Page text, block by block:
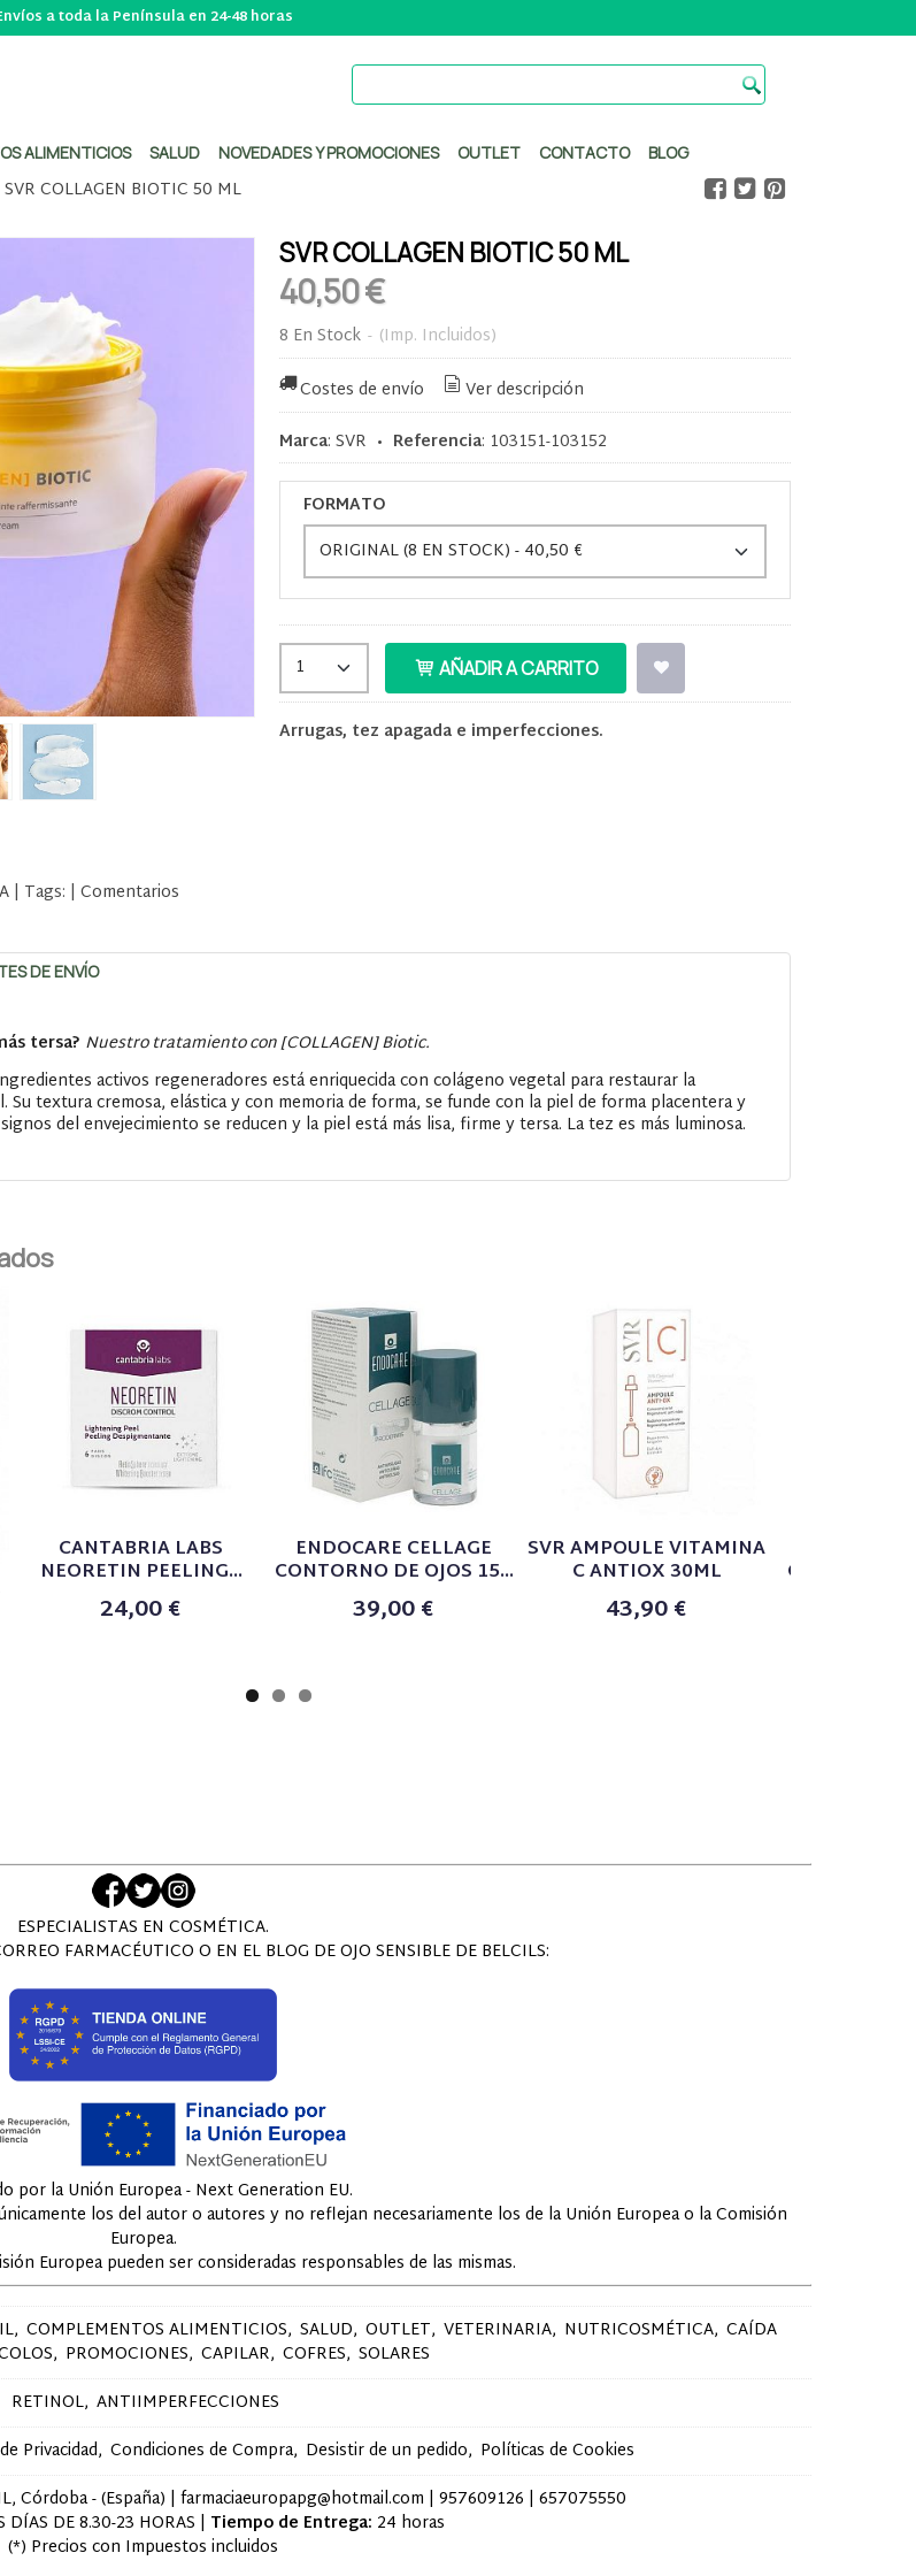
a toda la Península en 24-48 horas
ALIMENTICIOS SALUD NOVEDADES Y PROMOCIONES OUTLET CONTACTO
BLOG
SVR COLLAGEN BIOTIC 50 ML
SVR COLLAGEN BIOTIC 50 ML
40,50 €
8 En Stock - (Imp. Incluidos)
Costes de envío
Ver descripción
Marca: SVR • Referencia: 103151-103152
FORMATO
AÑADIR A CARRITO
Arrugas, tez apagada e imperfecciones.
| Tags: | Comentarios
DE ENVÍO
tersa? Nuestro tratamiento con [COLLAGEN] Biotic.
activos regeneradores está enriquecida con colágeno vegetal para restaurar la
Su textura cremosa, elástica y con memoria de forma, se funde con la piel de forma placentera y
del envejecimiento se reducen y la piel está más lisa, firme y tersa. La tez es más luminosa.
CANTABRIA LABS
NEORETIN PEELING...
24,00 €
ENDOCARE CELLAGE
CONTORNO DE OJOS 15...
39,00 €
SVR AMPOULE VITAMINA
C ANTIOX 30ML
43,90 €
CONTORNO
ESPECIALISTAS EN COSMÉTICA.
FARMACÉUTICO O EN EL BLOG DE OJO SENSIBLE DE BELCILS:
por la Unión Europea - Next Generation EU.
los del autor o autores y no reflejan necesariamente los de la Unión Europea o la Comisión
Europea.
Europea pueden ser consideradas responsables de las mismas.
COMPLEMENTOS ALIMENTICIOS SALUD OUTLET VETERINARIA NUTRICOSMÉTICA CAÍDA
PROMOCIONES CAPILAR COFRES SOLARES
RETINOL ANTIIMPERFECCIONES
Privacidad Condiciones de Compra Desistir de un pedido Políticas de Cookies
Córdoba - (España) | farmaciaeuropapg@hotmail.com | 957609126 | 657075550
DÍAS DE 8.30-23 HORAS | Tiempo de Entrega: 24 horas
(*) Precios con Impuestos incluidos